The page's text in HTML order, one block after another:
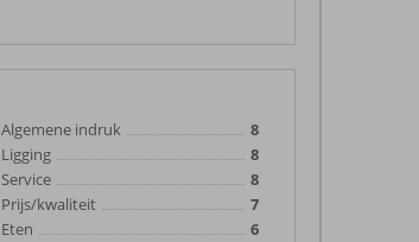
Algemene indruk
8
Ligging
8
Service
8
Prijs/kwaliteit
7
Eten
6